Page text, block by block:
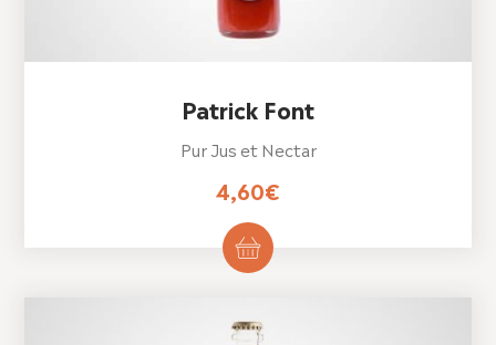
Patrick Font
Pur Jus et Nectar
4,60€
Ce
produit
a
plusieurs
options